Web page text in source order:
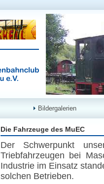
Bildergalerien
Die Fahrzeuge des MuEC
Der Schwerpunkt
Triebfahrzeugen bei
Industrie im Einsatz
solchen Betrieben.